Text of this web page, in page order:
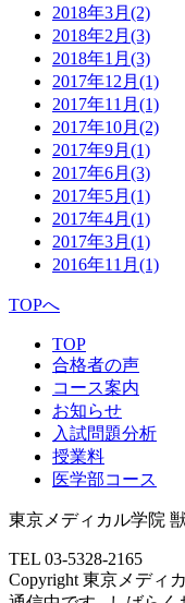
2018年3月 (2)
2018年2月 (3)
2018年1月 (3)
2017年12月 (1)
2017年11月 (1)
2017年10月 (2)
2017年9月 (1)
2017年6月 (3)
2017年5月 (1)
2017年4月 (1)
2017年3月 (1)
2016年11月 (1)
TOPへ
TOP
合格者の声
コース案内
お知らせ
入試問題分析
授業料
医学部コース
東京メディカル学院
TEL 03-5328-2165
Copyright 東京メディ